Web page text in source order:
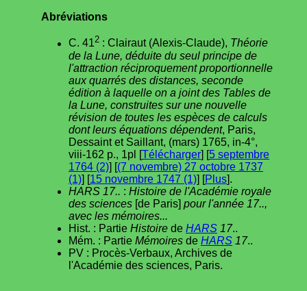
Abréviations
C. 412 : Clairaut (Alexis-Claude), Théorie
de la Lune, déduite du seul principe de
l'attraction réciproquement proportionnelle
aux quarrés des distances, seconde
édition à laquelle on a joint des Tables de
la Lune, construites sur une nouvelle
révision de toutes les espèces de calculs
dont leurs équations dépendent, Paris,
Dessaint et Saillant, (mars) 1765, in-4°,
viii-162 p., 1pl [Télécharger] [5 septembre
1764 (2)] [(7 novembre) 27 octobre 1737
(1)] [15 novembre 1747 (1)] [Plus].
HARS 17.. : Histoire de l'Académie royale
des sciences [de Paris] pour l'année 17..,
avec les mémoires...
Hist. : Partie Histoire de HARS 17..
Mém. : Partie Mémoires de HARS 17..
PV : Procès-Verbaux, Archives de
l'Académie des sciences, Paris.